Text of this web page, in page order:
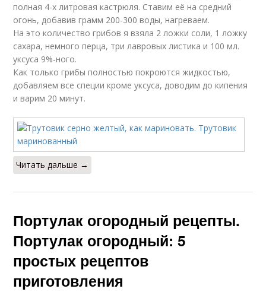
полная 4-х литровая кастрюля. Ставим её на средний
огонь, добавив грамм 200-300 воды, нагреваем.
На это количество грибов я взяла 2 ложки соли, 1 ложку
сахара, немного перца, три лавровых листика и 100 мл.
уксуса 9%-ного.
Как только грибы полностью покроются жидкостью,
добавляем все специи кроме уксуса, доводим до кипения
и варим 20 минут.
Читать дальше →
Портулак огородный рецепты.
Портулак огородный: 5
простых рецептов
приготовления